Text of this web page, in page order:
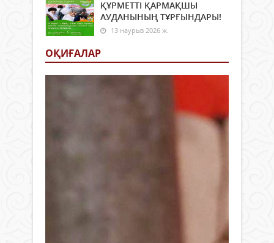
ҚҰРМЕТТІ ҚАРМАҚШЫ
АУДАНЫНЫҢ ТҰРҒЫНДАРЫ!
13 наурыз 2026 ж.
ОҚИҒАЛАР